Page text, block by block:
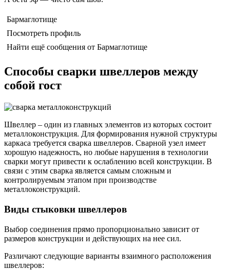
Бармаглотище
Посмотреть профиль
Найти ещё сообщения от Бармаглотище
Способы сварки швеллеров между
собой гост
Швеллер – один из главных элементов из которых состоит
металлоконструкция. Для формирования нужной структуры
каркаса требуется сварка швеллеров. Сварной узел имеет
хорошую надежность, но любые нарушения в технологии
сварки могут привести к ослаблению всей конструкции. В
связи с этим сварка является самым сложным и
контролируемым этапом при производстве
металлоконструкций.
Виды стыковки швеллеров
Выбор соединения прямо пропорционально зависит от
размеров конструкции и действующих на нее сил.
Различают следующие варианты взаимного расположения
швеллеров: